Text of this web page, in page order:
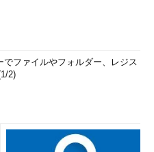
でファイルやフォルダー、レジス
2)